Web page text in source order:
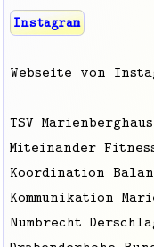
Instagram
Webseite von
TSV
Miteinander
Koordination
Kommunikation
Nümbrecht